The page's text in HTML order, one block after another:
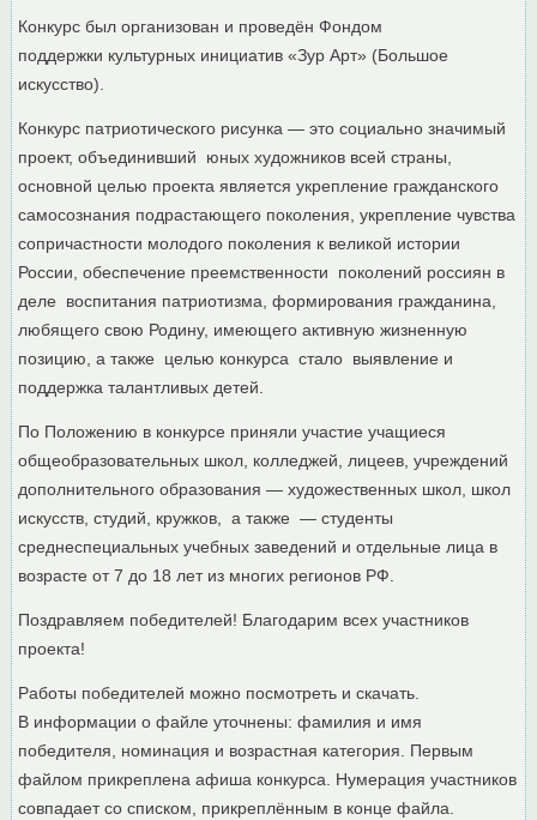
Конкурс был организован и проведён Фондом
поддержки культурных инициатив «Зур Арт» (Большое
искусство).
Конкурс патриотического рисунка — это социально значимый
проект, объединивший юных художников всей страны,
основной целью проекта является укрепление гражданского
самосознания подрастающего поколения, укрепление чувства
сопричастности молодого поколения к великой истории
России, обеспечение преемственности поколений россиян в
деле воспитания патриотизма, формирования гражданина,
любящего свою Родину, имеющего активную жизненную
позицию, а также целью конкурса стало выявление и
поддержка талантливых детей.
По Положению в конкурсе приняли участие учащиеся
общеобразовательных школ, колледжей, лицеев, учреждений
дополнительного образования — художественных школ, школ
искусств, студий, кружков, а также — студенты
среднеспециальных учебных заведений и отдельные лица в
возрасте от 7 до 18 лет из многих регионов РФ.
Поздравляем победителей! Благодарим всех участников
проекта!
Работы победителей можно посмотреть и скачать.
В информации о файле уточнены: фамилия и имя
победителя, номинация и возрастная категория. Первым
файлом прикреплена афиша конкурса. Нумерация участников
совпадает со списком, прикреплённым в конце файла.